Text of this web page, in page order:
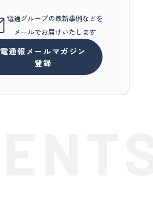
電通グループの最新事例などを
メールでお届けいたします
電通報メールマガジン
登録